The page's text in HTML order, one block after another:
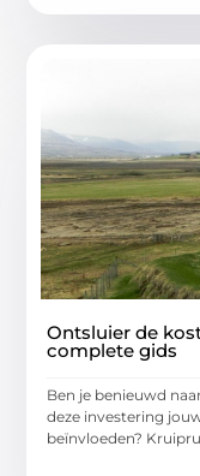
Ontsluier de
complete gids
Ben je benieuwd
deze investering
beïnvloeden?